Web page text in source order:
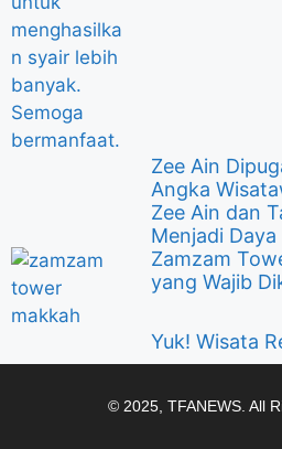
Zee Ain
Angka
Zee Ain dan
Menjadi Daya
Zamzam
yang Wajib
Yuk! Wisata
© 2025, TFANEWS. All